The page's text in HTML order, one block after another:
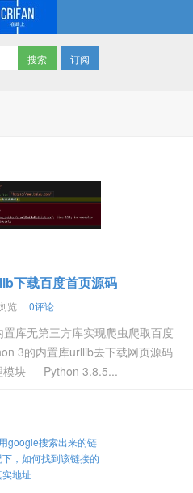
订阅
下载百度首页源码
览 0评论
库无第三方库实现爬虫爬取百度
3的内置库urllib去下载网页源码
块 — Python 3.8.5...